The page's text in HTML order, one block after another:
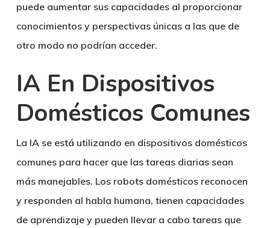
puede aumentar sus capacidades al proporcionar
conocimientos y perspectivas únicas a las que de
otro modo no podrían acceder.
IA En Dispositivos
Domésticos Comunes
La IA se está utilizando en dispositivos domésticos
comunes para hacer que las tareas diarias sean
más manejables. Los robots domésticos reconocen
y responden al habla humana, tienen capacidades
de aprendizaje y pueden llevar a cabo tareas que